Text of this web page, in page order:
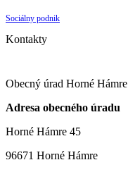
Sociálny podnik
Kontakty
Obecný úrad Horné Hámre
Adresa obecného úradu
Horné Hámre 45
96671 Horné Hámre